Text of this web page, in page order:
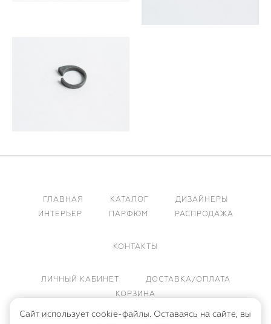
ГЛАВНАЯ КАТАЛОГ
ДИЗАЙНЕРЫ
ИНТЕРЬЕР
ПАРФЮМ РАСПРОДАЖА
КОНТАКТЫ
ЛИЧНЫЙ КАБИНЕТ
ДОСТАВКА/ОПЛАТА
КОРЗИНА
Сайт использует cookie-файлы. Оставаясь на сайте, вы